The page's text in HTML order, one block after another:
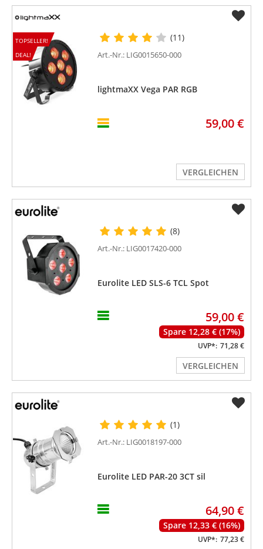
TOPSELLER!
DEAL!
(11)
Art.-Nr.: LIG0015650-000
lightmaXX Vega PAR RGB
59,00 €
VERGLEICHEN
(8)
Art.-Nr.: LIG0017420-000
Eurolite LED SLS-6 TCL Spot
59,00 €
Spare 12,28 € (17%)
UVP*: 71,28 €
VERGLEICHEN
(1)
Art.-Nr.: LIG0018197-000
Eurolite LED PAR-20 3CT sil
64,90 €
Spare 12,33 € (16%)
UVP*: 77,23 €